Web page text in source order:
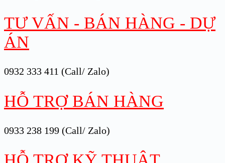
TƯ VẤN - BÁN HÀNG - DỰ
ÁN
0932 333 411 (Call/ Zalo)
HỖ TRỢ BÁN HÀNG
0933 238 199 (Call/ Zalo)